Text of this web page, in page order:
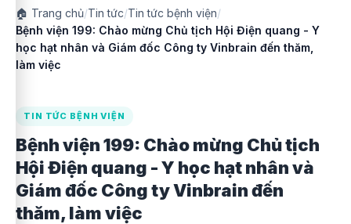
🏠 Trang chủ/Tin tức/Tin tức bệnh viện/
Bệnh viện 199: Chào mừng Chủ tịch Hội Điện quang - Y
học hạt nhân và Giám đốc Công ty Vinbrain đến thăm,
làm việc
TIN TỨC BỆNH VIỆN
Bệnh viện 199: Chào mừng Chủ tịch
Hội Điện quang - Y học hạt nhân và
Giám đốc Công ty Vinbrain đến
thăm, làm việc